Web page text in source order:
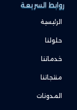
روابط السريعة
الرئيسية
حلولنا
خدماتنا
منتجاتنا
المدونات